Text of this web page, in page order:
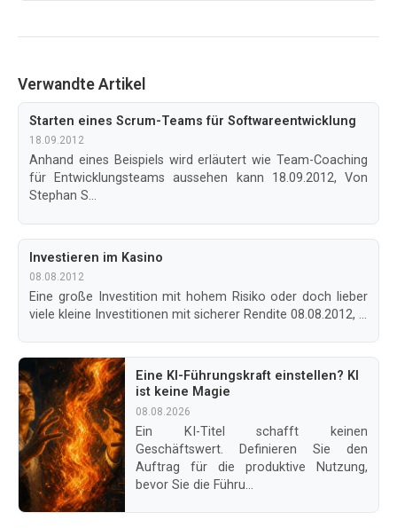
Verwandte Artikel
Starten eines Scrum-Teams für Softwareentwicklung
18.09.2012
Anhand eines Beispiels wird erläutert wie Team-Coaching
für Entwicklungsteams aussehen kann 18.09.2012, Von
Stephan S...
Investieren im Kasino
08.08.2012
Eine große Investition mit hohem Risiko oder doch lieber
viele kleine Investitionen mit sicherer Rendite 08.08.2012, ...
Eine KI-Führungskraft einstellen? KI
ist keine Magie
08.08.2026
Ein KI-Titel schafft keinen
Geschäftswert. Definieren Sie den
Auftrag für die produktive Nutzung,
bevor Sie die Führu...